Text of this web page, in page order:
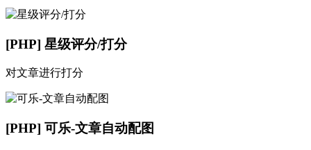
[PHP] 星级评分/打分
对文章进行打分
[PHP] 可乐-文章自动配图